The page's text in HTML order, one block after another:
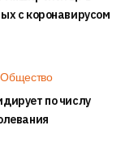
с коронавирусом
Общество
по числу